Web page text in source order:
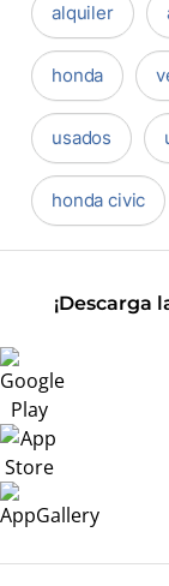
alquiler
honda
usados
honda civic
¡Descarga